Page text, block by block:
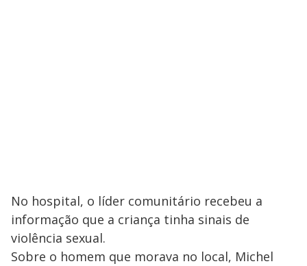
No hospital, o líder comunitário recebeu a
informação que a criança tinha sinais de
violência sexual.
Sobre o homem que morava no local, Michel